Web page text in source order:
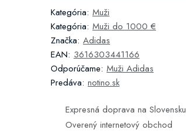
Kategória: Muži
Kategória: Muži do 1000 €
Značka: Adidas
EAN: 3616303441166
Odporúčame: Muži Adidas
Predáva: notino.sk
Expresná doprava na Slovensku
Overený internetový obchod